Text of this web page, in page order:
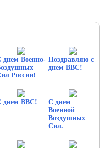
днем Военно-
России!
Поздравляю с
днем ВВС!
днем ВВС!
С днем
Военной
Воздушных
Сил.